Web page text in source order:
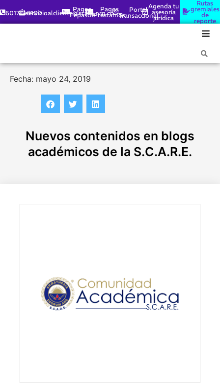
6017448100servicioalcliente@scare.org.co
Pagos
Fepasde
Pagos
Préstamos
Portal
Transaccional
Agenda tu
asesoría
jurídica
Rutas
gremiales
de
reporte
Fecha: mayo 24, 2019
Nuevos contenidos en blogs
académicos de la S.C.A.R.E.